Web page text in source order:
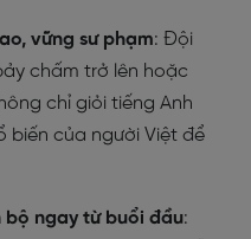
vững sư phạm: Đội
chấm trở lên hoặc
chỉ giỏi tiếng Anh
biến của người Việt để
bộ ngay từ buổi đầu: